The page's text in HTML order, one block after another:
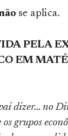
se aplica.
PELA
EM
vai dizer… no
grupos